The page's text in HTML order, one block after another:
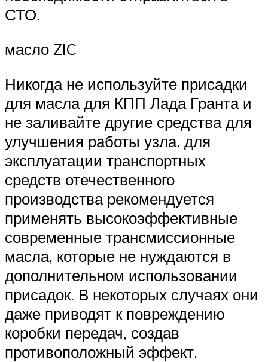
СТО.
масло ZIC
Никогда не используйте присадки
для масла для КПП Лада Гранта и
не заливайте другие средства для
улучшения работы узла. для
эксплуатации транспортных
средств отечественного
производства рекомендуется
применять высокоэффективные
современные трансмиссионные
масла, которые не нуждаются в
дополнительном использовании
присадок. В некоторых случаях они
даже приводят к повреждению
коробки передач, создав
противоположный эффект.